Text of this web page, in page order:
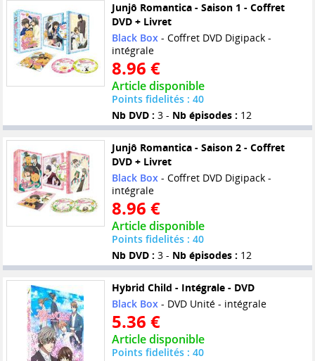
Junjô Romantica - Saison 1 - Coffret
DVD + Livret
Black Box- Coffret DVD Digipack -
intégrale
8.96 €
Article disponible
Points fidelités : 40
Nb DVD : 3 - Nb épisodes : 12
Junjô Romantica - Saison 2 - Coffret
DVD + Livret
Black Box- Coffret DVD Digipack -
intégrale
8.96 €
Article disponible
Points fidelités : 40
Nb DVD : 3 - Nb épisodes : 12
Hybrid Child - Intégrale - DVD
Black Box- DVD Unité - intégrale
5.36 €
Article disponible
Points fidelités : 40